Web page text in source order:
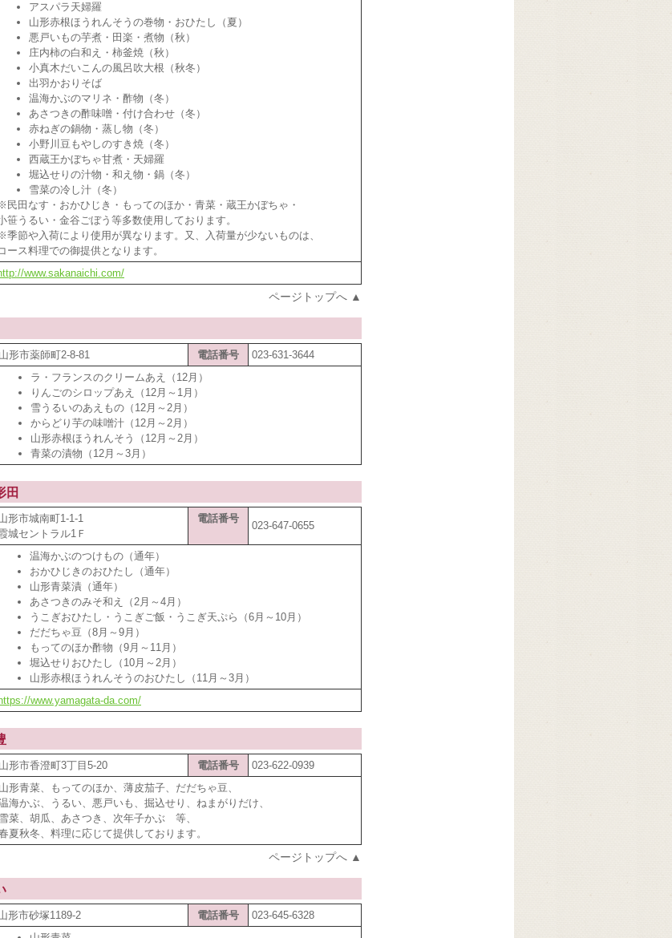
アスパラ天婦羅
山形赤根ほうれんそうの巻物・おひたし（夏）
悪戸いもの芋煮・田楽・煮物（秋）
庄内柿の白和え・柿釜焼（秋）
小真木だいこんの風呂吹大根（秋冬）
出羽かおりそば
温海かぶのマリネ・酢物（冬）
あさつきの酢味噌・付け合わせ（冬）
赤ねぎの鍋物・蒸し物（冬）
小野川豆もやしのすき焼（冬）
西蔵王かぼちゃ甘煮・天婦羅
堀込せりの汁物・和え物・鍋（冬）
雪菜の冷し汁（冬）
民田なす・おかひじき・もってのほか・青菜・蔵王かぼちゃ・
笹うるい・金谷ごぼう等多数使用しております。
季節や入荷により使用が異なります。又、入荷量が少ないものは、
ース料理での御提供となります。
www.sakanaichi.com/
ページトップへ ▲
山形市薬師町2-8-81 電話番号
023-631-3644
ラ・フランスのクリームあえ（12月）
りんごのシロップあえ（12月～1月）
雪うるいのあえもの（12月～2月）
からどり芋の味噌汁（12月～2月）
山形赤根ほうれんそう（12月～2月）
青菜の漬物（12月～3月）
田
形市城南町1-1-1
城セントラル1Ｆ
電話番号
023-647-0655
温海かぶのつけもの（通年）
おかひじきのおひたし（通年）
山形青菜漬（通年）
あさつきのみそ和え（2月～4月）
うこぎおひたし・うこぎご飯・うこぎ天ぷら（6月～10月）
だだちゃ豆（8月～9月）
もってのほか酢物（9月～11月）
堀込せりおひたし（10月～2月）
山形赤根ほうれんそうのおひたし（11月～3月）
https://www.yamagata-da.com/
山形市香澄町3丁目5-20 電話番号
023-622-0939
山形青菜、もってのほか、薄皮茄子、だだちゃ豆、
海かぶ、うるい、悪戸いも、掘込せり、ねまがりだけ、
雪菜、胡瓜、あさつき、次年子かぶ 等、
夏秋冬、料理に応じて提供しております。
ページトップへ ▲
形市砂塚1189-2 電話番号
023-645-6328